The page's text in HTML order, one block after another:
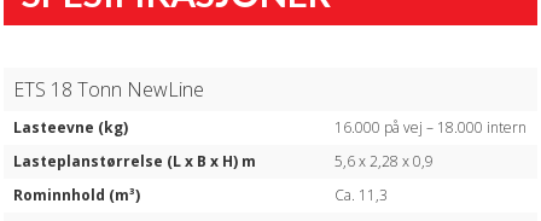
ETS 18 Tonn NewLine
Lasteevne (kg)
16.000 på vej – 18.000 intern
Lasteplanstørrelse (L x B x H) m
5,6 x 2,28 x 0,9
Rominnhold (m³)
Ca. 11,3